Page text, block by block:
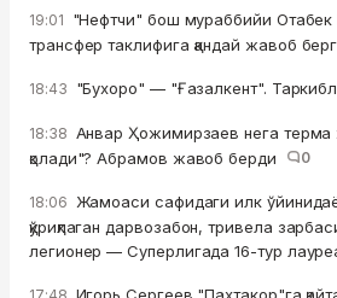
19:01 "Нефтчи" бош мураббийи Отабек
трансфер таклифига қандай жавоб
18:43 "Бухоро" — "Ғазалкент".
18:38 Анвар Ҳожимирзаев нега терма
қолади"? Абрамов жавоб берди
0
18:06 Жамоаси сафидаги илк
қўриқлаган дарвозабон, тривела
легионер — Суперлигада 16-тур